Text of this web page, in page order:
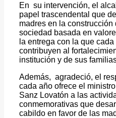
En su intervención, el
papel trascendental que
madres en la construcción
sociedad basada en
la entrega con la que cada
contribuyen al
institución y de sus
Además, agradeció, el
cada año ofrece el
Sanz Lovatón a las
conmemorativas que
cabildo en favor de las